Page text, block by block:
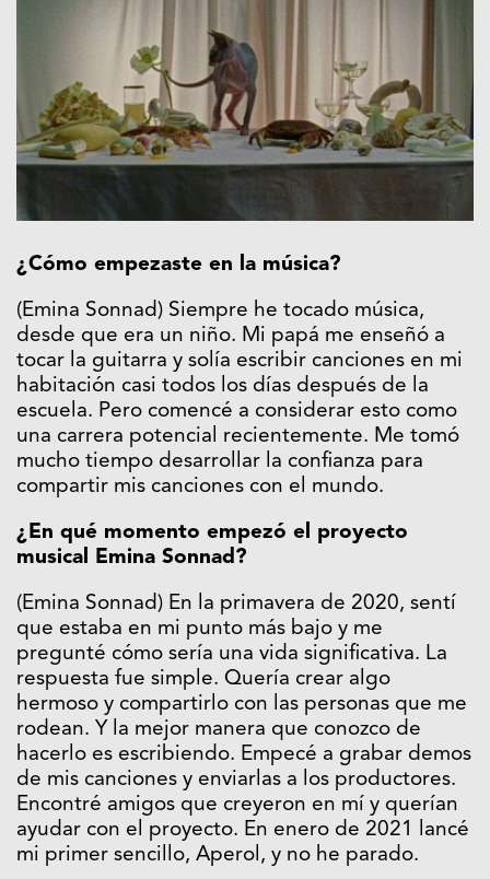
¿Cómo empezaste en la música?
(Emina Sonnad) Siempre he tocado música,
desde que era un niño. Mi papá me enseñó a
tocar la guitarra y solía escribir canciones en mi
habitación casi todos los días después de la
escuela. Pero comencé a considerar esto como
una carrera potencial recientemente. Me tomó
mucho tiempo desarrollar la confianza para
compartir mis canciones con el mundo.
¿En qué momento empezó el proyecto
musical Emina Sonnad?
(Emina Sonnad) En la primavera de 2020, sentí
que estaba en mi punto más bajo y me
pregunté cómo sería una vida significativa. La
respuesta fue simple. Quería crear algo
hermoso y compartirlo con las personas que me
rodean. Y la mejor manera que conozco de
hacerlo es escribiendo. Empecé a grabar demos
de mis canciones y enviarlas a los productores.
Encontré amigos que creyeron en mí y querían
ayudar con el proyecto. En enero de 2021 lancé
mi primer sencillo, Aperol, y no he parado.